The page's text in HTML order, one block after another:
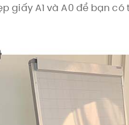
giấy A1 và A0 để bạn có